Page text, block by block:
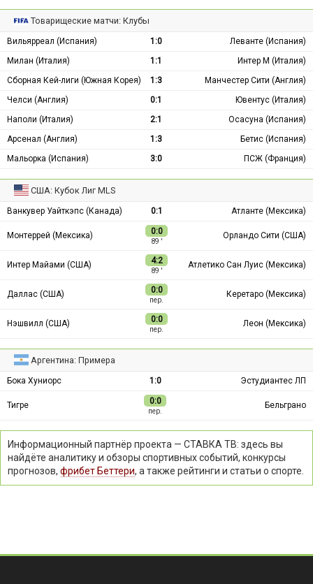
Товарищеские матчи: Клубы
Вильярреал (Испания) 1:0
Леванте (Испания)
Милан (Италия)
1:1
Интер М (Италия)
Сборная Кей-лиги (Южная Корея)
1:3
Манчестер Сити (Англия)
Челси (Англия)
0:1
Ювентус (Италия)
Наполи (Италия)
2:1
Осасуна (Испания)
Арсенал (Англия)
1:3
Бетис (Испания)
Мальорка (Испания)
3:0 ПСЖ (Франция)
США: Кубок Лиг MLS
Ванкувер Уайткэпс (Канада) 0:1 Атланте (Мексика)
Монтеррей (Мексика) 0:0
89 ′
Орландо Сити (США)
Интер Майами (США) 4:2
89 ′
Атлетико Сан Луис (Мексика)
Даллас (США) 0:0
пер.
Керетаро (Мексика)
Нэшвилл (США) 0:0
пер.
Леон (Мексика)
Аргентина: Примера
Бока Хуниорс 1:0 Эстудиантес ЛП
Тигре 0:0
пер.
Бельграно
Информационный партнёр проекта — СТАВКА ТВ: здесь вы
найдёте аналитику и обзоры спортивных событий, конкурсы
прогнозов, фрибет Беттери, а также рейтинги и статьи о спорте.